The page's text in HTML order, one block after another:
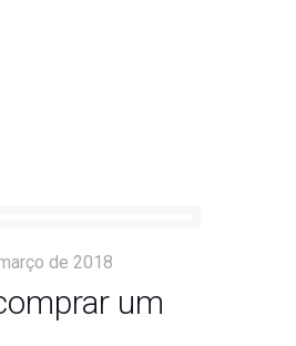
de 2018
um